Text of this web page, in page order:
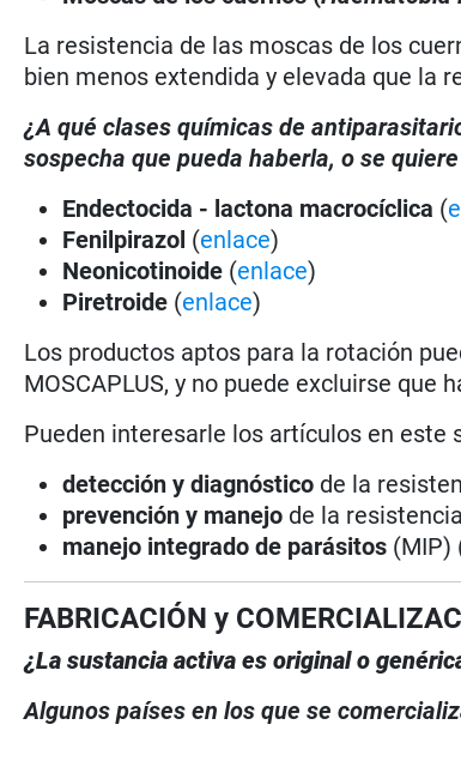
La resistencia de las moscas de los
bien menos extendida y elevada que la
¿A qué clases químicas de
sospecha que pueda haberla, o se
Endectocida - lactona macrocíclica (
Fenilpirazol (enlace)
Neonicotinoide (enlace)
Piretroide (enlace)
Los productos aptos para la rotación
MOSCAPLUS, y no puede excluirse que
Pueden interesarle los artículos en este
detección y diagnóstico de la
prevención y manejo de la
manejo integrado de parásitos (MIP)
FABRICACIÓN y
¿La sustancia activa es original o
Algunos países en los que se